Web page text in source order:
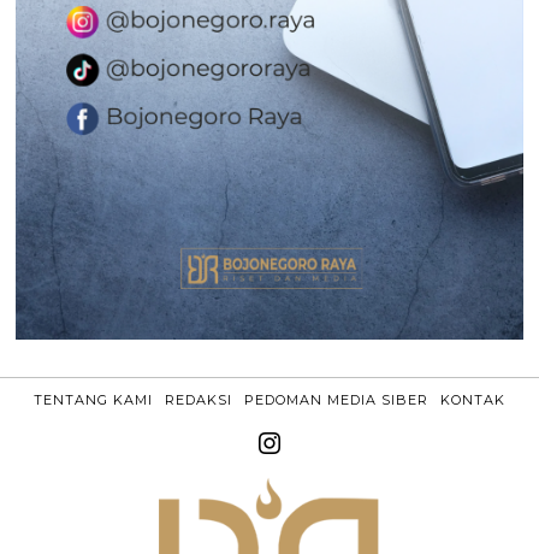
TENTANG KAMI REDAKSI PEDOMAN MEDIA SIBER KONTAK